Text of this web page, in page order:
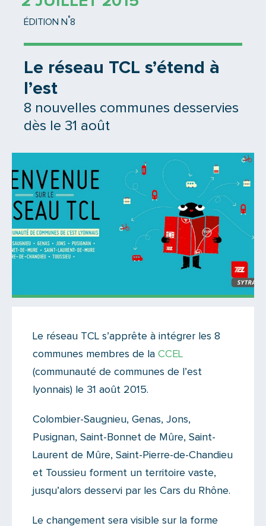
ÉDITION N °8
Le réseau TCL s’étend à
l’est
8 nouvelles communes desservies
dès le 31 août
Il y a 6 commentaires sur cet article
Ajoutez le vôtre
Le réseau TCL s’apprête à intégrer les 8
communes membres de la CCEL
(communauté de communes de l’est
lyonnais) le 31 août 2015.
Colombier-Saugnieu, Genas, Jons,
Pusignan, Saint-Bonnet de Mûre, Saint-
Laurent de Mûre, Saint-Pierre-de-Chandieu
et Toussieu forment un territoire vaste,
jusqu’alors desservi par les Cars du Rhône.
Le changement sera visible sur la forme